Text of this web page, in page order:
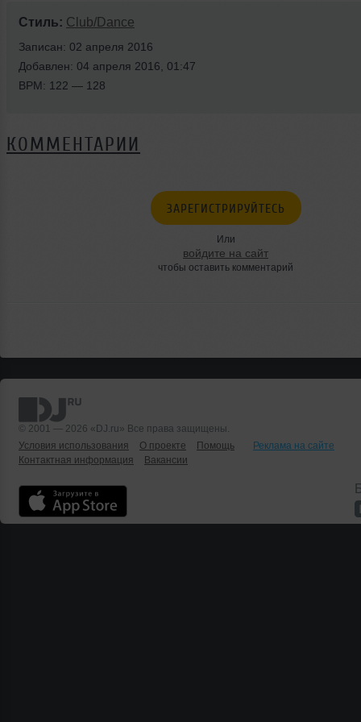
Стиль: Club/Dance
Записан: 02 апреля 2016
Добавлен: 04 апреля 2016, 01:47
BPM: 122 — 128
КОММЕНТАРИИ
ЗАРЕГИСТРИРУЙТЕСЬ
Или
войдите на сайт
чтобы оставить комментарий
© 2001 — 2026 «DJ.ru» Все права защищены.
Условия использования
О проекте Помощь
Реклама на сайте
Контактная информация
Вакансии